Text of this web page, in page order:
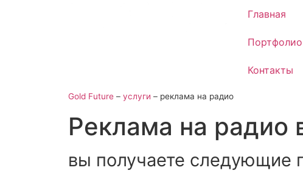
Главная
Портфолио
Контакты
Gold Future – услуги – реклама на радио
Реклама на радио
вы получаете следующие